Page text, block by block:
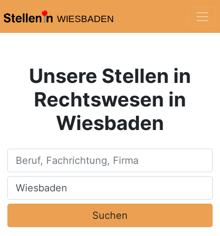
WIESBADEN
Unsere Stellen in
Rechtswesen in
Wiesbaden
Beruf, Fachrichtung, Firma
Ort, Stadt
Suchen